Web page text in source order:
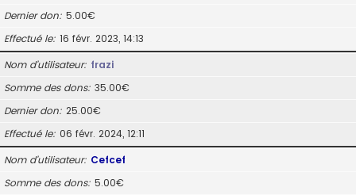
Dernier don 5.00€
Effectué le 16 févr. 2023, 14:13
Nom d’utilisateur frazi
Somme des dons 35.00€
Dernier don 25.00€
Effectué le 06 févr. 2024, 12:11
Nom d’utilisateur Cefcef
Somme des dons 5.00€